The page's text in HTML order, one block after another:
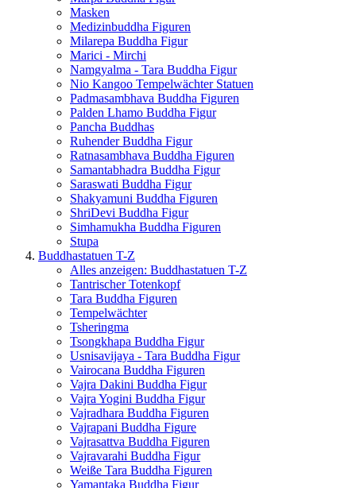
Masken
Medizinbuddha Figuren
Milarepa Buddha Figur
Marici - Mirchi
Namgyalma - Tara Buddha Figur
Nio Kangoo Tempelwächter Statuen
Padmasambhava Buddha Figuren
Palden Lhamo Buddha Figur
Pancha Buddhas
Ruhender Buddha Figur
Ratnasambhava Buddha Figuren
Samantabhadra Buddha Figur
Saraswati Buddha Figur
Shakyamuni Buddha Figuren
ShriDevi Buddha Figur
Simhamukha Buddha Figuren
Stupa
Buddhastatuen T-Z
Alles anzeigen: Buddhastatuen T-Z
Tantrischer Totenkopf
Tara Buddha Figuren
Tempelwächter
Tsheringma
Tsongkhapa Buddha Figur
Usnisavijaya - Tara Buddha Figur
Vairocana Buddha Figuren
Vajra Dakini Buddha Figur
Vajra Yogini Buddha Figur
Vajradhara Buddha Figuren
Vajrapani Buddha Figure
Vajrasattva Buddha Figuren
Vajravarahi Buddha Figur
Weiße Tara Buddha Figuren
Yamantaka Buddha Figur